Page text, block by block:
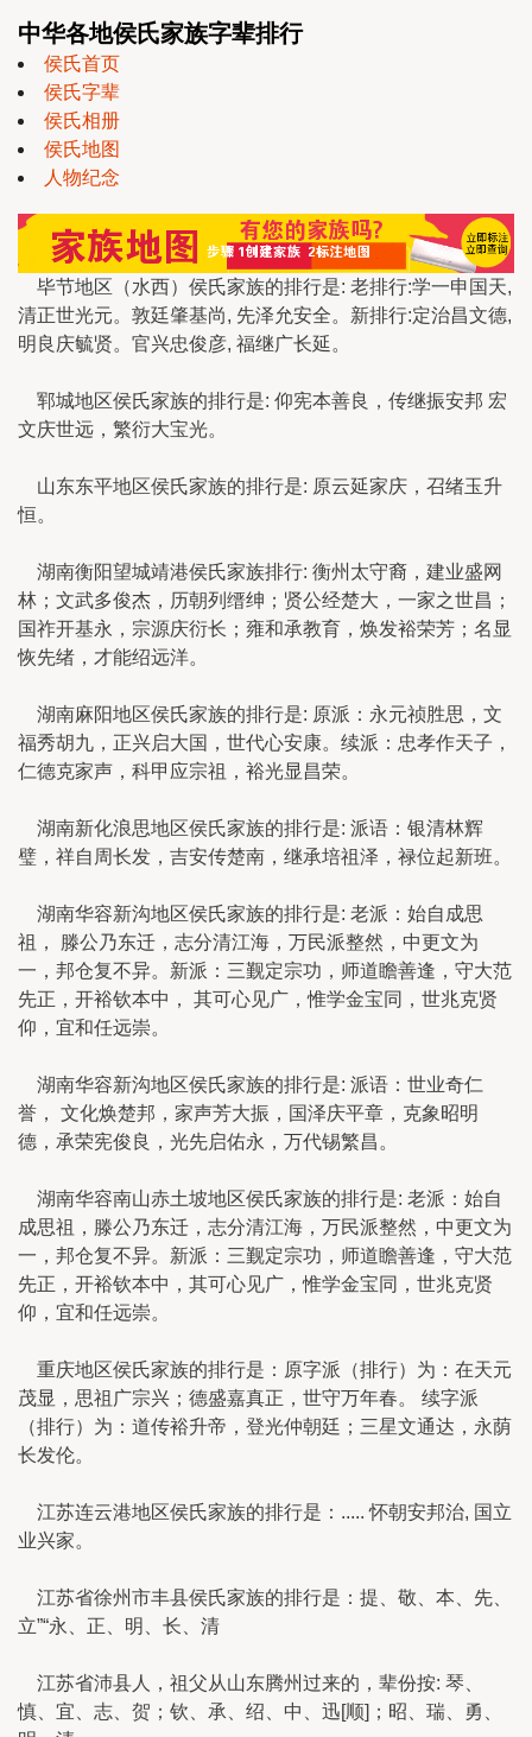
中华各地侯氏家族字辈排行
侯氏首页
侯氏字辈
侯氏相册
侯氏地图
人物纪念
毕节地区（水西）侯氏家族的排行是: 老排行:学一申国天,
清正世光元。敦廷肇基尚, 先泽允安全。新排行:定治昌文德,
明良庆毓贤。官兴忠俊彦, 福继广长延。
郓城地区侯氏家族的排行是: 仰宪本善良，传继振安邦 宏
文庆世远，繁衍大宝光。
山东东平地区侯氏家族的排行是: 原云延家庆，召绪玉升
恒。
湖南衡阳望城靖港侯氏家族排行: 衡州太守裔，建业盛网
林；文武多俊杰，历朝列缙绅；贤公经楚大，一家之世昌；
国祚开基永，宗源庆衍长；雍和承教育，焕发裕荣芳；名显
恢先绪，才能绍远洋。
湖南麻阳地区侯氏家族的排行是: 原派：永元祯胜思，文
福秀胡九，正兴启大国，世代心安康。续派：忠孝作天子，
仁德克家声，科甲应宗祖，裕光显昌荣。
湖南新化浪思地区侯氏家族的排行是: 派语：银清林辉
璧，祥自周长发，吉安传楚南，继承培祖泽，禄位起新班。
湖南华容新沟地区侯氏家族的排行是: 老派：始自成思
祖， 滕公乃东迁，志分清江海，万民派整然，中更文为
一，邦仓复不异。新派：三觐定宗功，师道瞻善逢，守大范
先正，开裕钦本中， 其可心见广，惟学金宝同，世兆克贤
仰，宜和任远崇。
湖南华容新沟地区侯氏家族的排行是: 派语：世业奇仁
誉， 文化焕楚邦，家声芳大振，国泽庆平章，克象昭明
德，承荣宪俊良，光先启佑永，万代锡繁昌。
湖南华容南山赤土坡地区侯氏家族的排行是: 老派：始自
成思祖，滕公乃东迁，志分清江海，万民派整然，中更文为
一，邦仓复不异。新派：三觐定宗功，师道瞻善逢，守大范
先正，开裕钦本中，其可心见广，惟学金宝同，世兆克贤
仰，宜和任远崇。
重庆地区侯氏家族的排行是：原字派（排行）为：在天元
茂显，思祖广宗兴；德盛嘉真正，世守万年春。 续字派
（排行）为：道传裕升帝，登光仲朝廷；三星文通达，永荫
长发伦。
江苏连云港地区侯氏家族的排行是：..... 怀朝安邦治, 国立
业兴家。
江苏省徐州市丰县侯氏家族的排行是：提、敬、本、先、
立”“永、正、明、长、清
江苏省沛县人，祖父从山东腾州过来的，辈份按: 琴、
慎、宜、志、贺；钦、承、绍、中、迅[顺]；昭、瑞、勇、